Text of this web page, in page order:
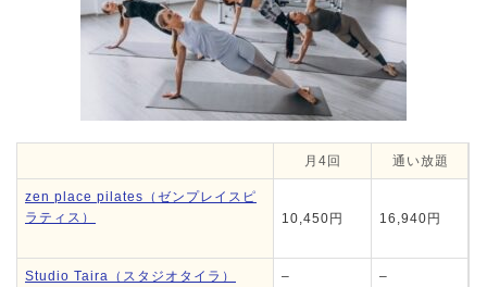
月4回 通い放題
zen place pilates（ゼンプレイスピ
ラティス）
10,450円 16,940円
Studio Taira（スタジオタイラ） – –